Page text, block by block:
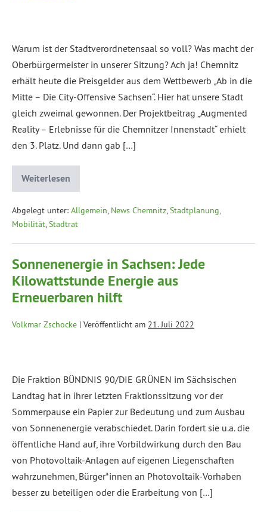
Warum ist der Stadtverordnetensaal so voll? Was macht der
Oberbürgermeister in unserer Sitzung? Ach ja! Chemnitz
erhält heute die Preisgelder aus dem Wettbewerb „Ab in die
Mitte – Die City-Offensive Sachsen“. Hier hat unsere Stadt
gleich zweimal gewonnen. Der Projektbeitrag „Augmented
Reality – Erlebnisse für die Chemnitzer Innenstadt“ erhielt
den 3. Platz. Und dann gab […]
Weiterlesen
Abgelegt unter: Allgemein, News Chemnitz,Stadtplanung,
Mobilität,Stadtrat
Sonnenenergie in Sachsen: Jede
Kilowattstunde Energie aus
Erneuerbaren hilft
Volkmar Zschocke | Veröffentlicht am 21. Juli 2022
Die Fraktion BÜNDNIS 90/DIE GRÜNEN im Sächsischen
Landtag hat in ihrer letzten Fraktionssitzung vor der
Sommerpause ein Papier zur Bedeutung und zum Ausbau
von Sonnenenergie verabschiedet. Darin fordert sie u.a. die
öffentliche Hand auf, ihre Vorbildwirkung durch den Bau
von Photovoltaik-Anlagen auf eigenen Liegenschaften
wahrzunehmen, Bürger*innen an Photovoltaik-Vorhaben
besser zu beteiligen oder die Erarbeitung von […]